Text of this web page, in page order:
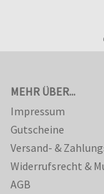
MEHR ÜBER...
Impressum
Gutscheine
Versand- &
Widerrufsrecht &
AGB